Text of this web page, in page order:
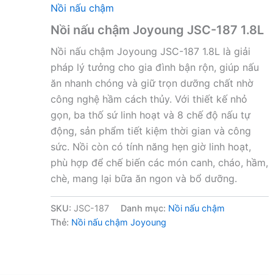
Nồi nấu chậm
Nồi nấu chậm Joyoung JSC-187 1.8L
Nồi nấu chậm Joyoung JSC-187 1.8L là giải
pháp lý tưởng cho gia đình bận rộn, giúp nấu
ăn nhanh chóng và giữ trọn dưỡng chất nhờ
công nghệ hầm cách thủy. Với thiết kế nhỏ
gọn, ba thố sứ linh hoạt và 8 chế độ nấu tự
động, sản phẩm tiết kiệm thời gian và công
sức. Nồi còn có tính năng hẹn giờ linh hoạt,
phù hợp để chế biến các món canh, cháo, hầm,
chè, mang lại bữa ăn ngon và bổ dưỡng.
SKU: JSC-187 Danh mục: Nồi nấu chậm
Thẻ: Nồi nấu chậm Joyoung